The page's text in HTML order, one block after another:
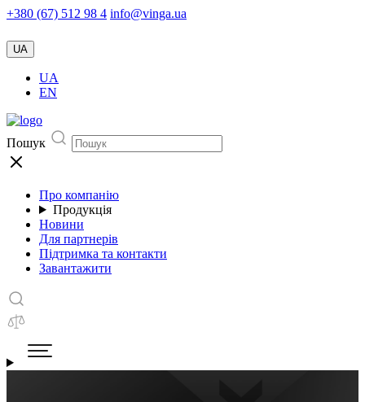
+380 (67) 512 98 4 info@vinga.ua
UA
UA
EN
Пошук
Про компанію
Продукція
Новини
Для партнерів
Підтримка та контакти
Завантажити